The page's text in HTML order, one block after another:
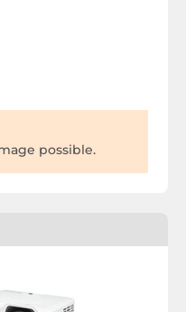
possible.